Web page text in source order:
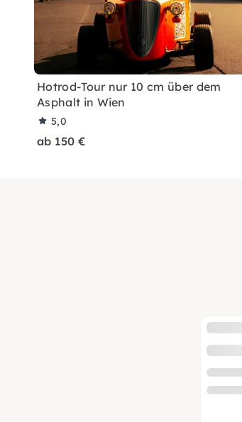
Hotrod-Tour nur 10 cm über dem
Asphalt in Wien
5,0
ab 150 €